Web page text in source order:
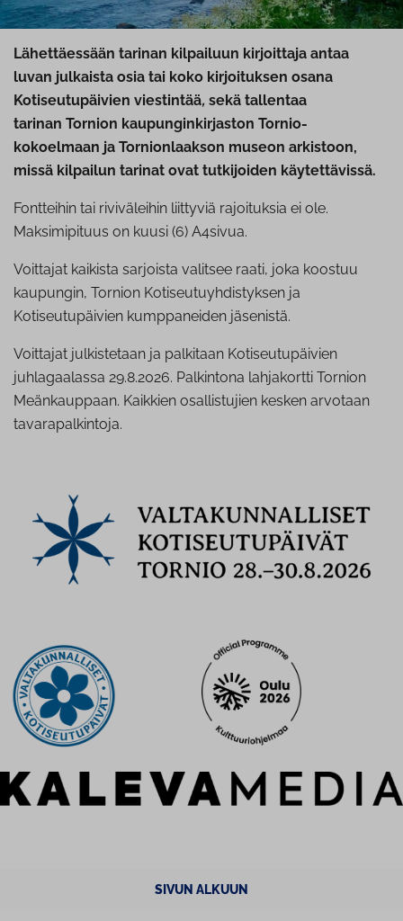
Lähettäessään tarinan kilpailuun kirjoittaja antaa
luvan julkaista osia tai koko kirjoituksen osana
Kotiseutupäivien viestintää, sekä tallentaa
tarinan Tornion kaupunginkirjaston Tornio-
kokoelmaan ja Tornionlaakson museon arkistoon,
missä kilpailun tarinat ovat tutkijoiden käytettävissä.
Fontteihin tai riviväleihin liittyviä rajoituksia ei ole.
Maksimipituus on kuusi (6) A4sivua.
Voittajat kaikista sarjoista valitsee raati, joka koostuu
kaupungin, Tornion Kotiseutuyhdistyksen ja
Kotiseutupäivien kumppaneiden jäsenistä.
Voittajat julkistetaan ja palkitaan Kotiseutupäivien
juhlagaalassa 29.8.2026. Palkintona lahjakortti Tornion
Meänkauppaan. Kaikkien osallistujien kesken arvotaan
tavarapalkintoja.
SIVUN ALKUUN